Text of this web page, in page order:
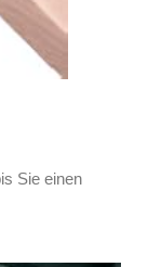
Sie einen